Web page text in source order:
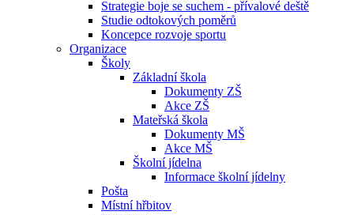
Strategie boje se suchem - přívalové deště
Studie odtokových poměrů
Koncepce rozvoje sportu
Organizace
Školy
Základní škola
Dokumenty ZŠ
Akce ZŠ
Mateřská škola
Dokumenty MŠ
Akce MŠ
Školní jídelna
Informace školní jídelny
Pošta
Místní hřbitov